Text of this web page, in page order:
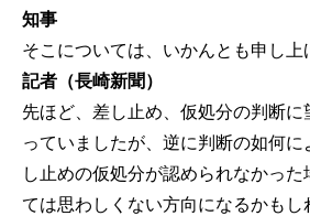
知事
そこについては、いかんとも申し上
記者（長崎新聞）
先ほど、差し止め、仮処分の判断に
っていましたが、逆に判断の如何
し止めの仮処分が認められなかった
ては思わしくない方向になるかもし